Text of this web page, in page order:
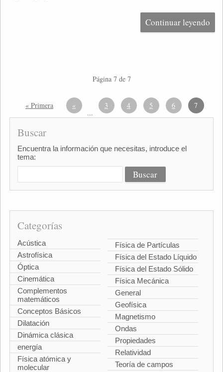
Continuar leyendo
Página 7 de 7
« Primera «
...
3 4 5 6 7
Buscar
Encuentra la información que necesitas, introduce el
tema:
Categorías
Acústica
Astrofísica
Óptica
Cinemática
Complementos
matemáticos
Conceptos Básicos
Dilatación
Dinámica clásica
energía
Física atómica y
molecular
Física de Partículas
Física del Estado Líquido
Física del Estado Sólido
Física Mecánica
General
Geofísica
Magnetismo
Ondas
Propiedades
Relatividad
Teoría de campos